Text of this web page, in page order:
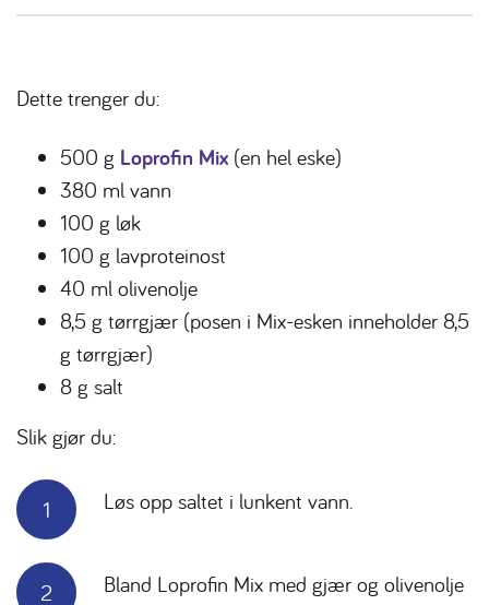
Dette trenger du:
500 g Loprofin Mix (en hel eske)
380 ml vann
100 g løk
100 g lavproteinost
40 ml olivenolje
8,5 g tørrgjær (posen i Mix-esken inneholder 8,5
g tørrgjær)
8 g salt
Slik gjør du:
Løs opp saltet i lunkent vann.
Bland Loprofin Mix med gjær og olivenolje